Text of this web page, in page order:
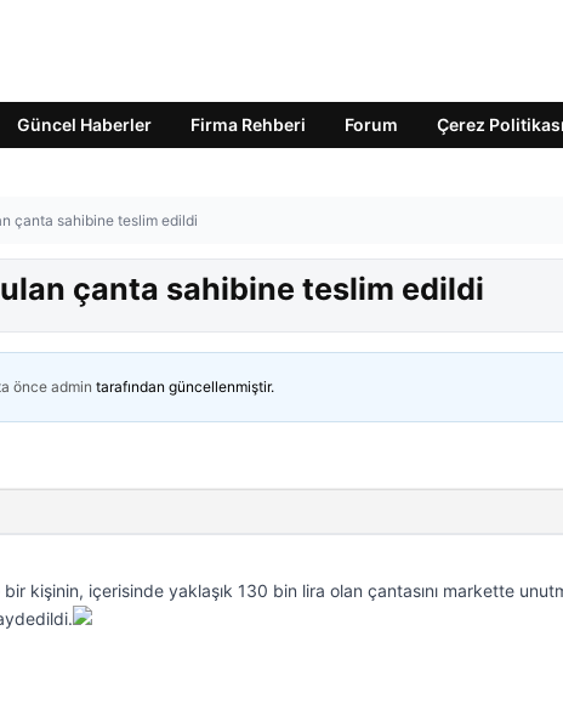
Güncel Haberler Firma Rehberi Forum Çerez Politikası
çanta sahibine teslim edildi
çanta sahibine teslim edildi
önce admin tarafından güncellenmiştir.
bir kişinin, içerisinde yaklaşık 130 bin lira olan çantasını markette